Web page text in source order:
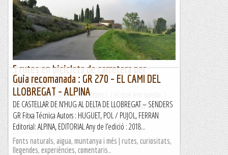
5 rutes en bicicleta de carretera per
catalunya
Després d'un any molt estrany (..i el que ens queda..)
ple d'altibaixos i d'adonar-no que en aquesta vida no hi ha
res segur o cert...Intentem tornar...
Escalant pel món
Guia recomanada : GR 270 – EL CAMI DEL
LLOBREGAT – ALPINA
DE CASTELLAR DE N’HUG AL DELTA DE LLOBREGAT – SENDERS
GR Fitxa Técnica Autors : HUGUET, POL / PUJOL, FERRAN
Editorial: ALPINA, EDITORIAL Any de l’edició : 2018...
Fonts naturals, aigua, muntanya i més | rutes, curiositats,
llegendes, experiències, comentaris…